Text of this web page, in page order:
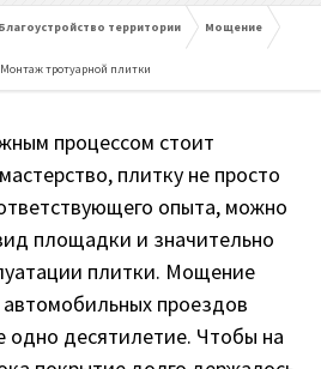
Благоустройство территории Мощение
Монтаж тротуарной плитки
процессом стоит
плитку не просто
опыта, можно
площадки и значительно
плитки. Мощение
проездов
одно десятилетие. Чтобы на